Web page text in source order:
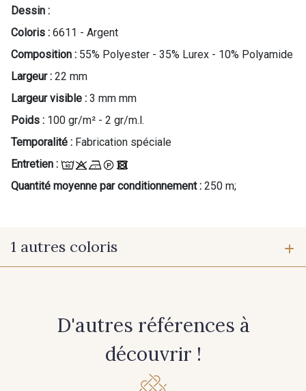
Dessin :
Coloris : 6611 - Argent
Composition : 55% Polyester - 35% Lurex - 10% Polyamide
Largeur : 22 mm
Largeur visible : 3 mm mm
Poids : 100 gr/m² - 2 gr/m.l.
Temporalité : Fabrication spéciale
Entretien :
Quantité moyenne par conditionnement : 250 m;
1 autres coloris
D'autres références à
découvrir !